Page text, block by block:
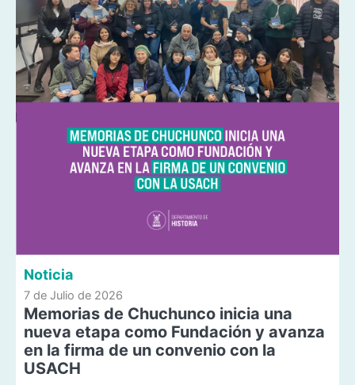
Noticia
7 de Julio de 2026
Memorias de Chuchunco inicia una
nueva etapa como Fundación y avanza
en la firma de un convenio con la
USACH